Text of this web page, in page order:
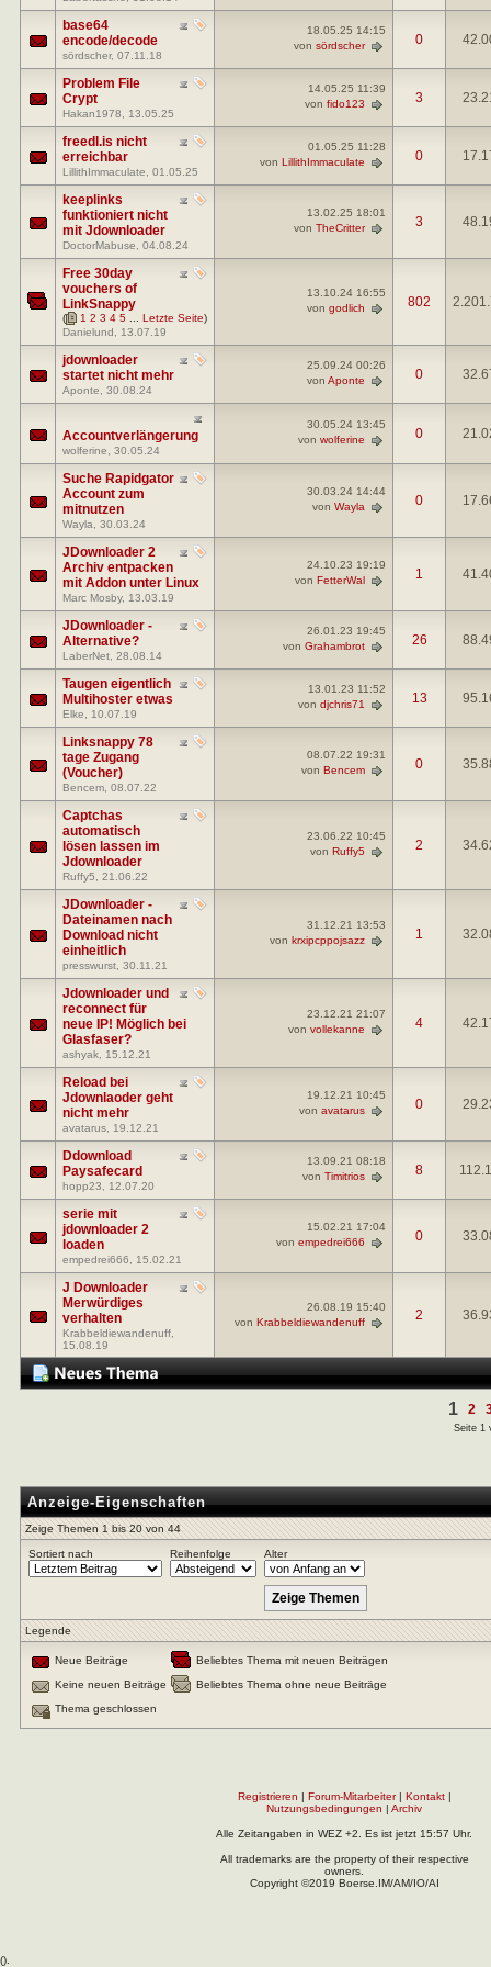
base64
encode/decode
sördscher, 07.11.18
18.05.25 14:15
von sördscher 0
Problem File
Crypt
Hakan1978 , 13.05.25
14.05.25 11:39
von fido123 3
freedl.is nicht
erreichbar
LillithImmaculate , 01.05.25
01.05.25 11:28
von LillithImmaculate 0
keeplinks
funktioniert nicht
mit Jdownloader
DoctorMabuse , 04.08.24
13.02.25 18:01
von TheCritter 3
Free 30day
vouchers of
LinkSnappy
( 1 2 3 4 5 Letzte Seite)
Danielund , 13.07.19
13.10.24 16:55
von godlich 802
jdownloader
startet nicht mehr
Aponte , 30.08.24
25.09.24 00:26
von Aponte 0
Accountverlängerung
wolferine , 30.05.24
30.05.24 13:45
von wolferine 0
Suche Rapidgator
Account zum
mitnutzen
Wayla , 30.03.24
30.03.24 14:44
von Wayla 0
JDownloader 2
Archiv entpacken
mit Addon unter Linux
Marc Mosby, 13.03.19
24.10.23 19:19
von FetterWal 1
JDownloader -
Alternative?
LaberNet , 28.08.14
26.01.23 19:45
von Grahambrot 26
Taugen eigentlich
Multihoster etwas
Elke , 10.07.19
13.01.23 11:52
von djchris71 13
Linksnappy 78
tage Zugang
(Voucher)
Bencem , 08.07.22
08.07.22 19:31
von Bencem 0
Captchas
automatisch
lösen lassen im
Jdownloader
Ruffy5 , 21.06.22
23.06.22 10:45
von Ruffy5 2
JDownloader -
Dateinamen nach
Download nicht
einheitlich
presswurst , 30.11.21
31.12.21 13:53
von krxipcppojsazz 1
Jdownloader und
reconnect für
neue IP! Möglich bei
Glasfaser?
ashyak , 15.12.21
23.12.21 21:07
von vollekanne 4
Reload bei
Jdownlaoder geht
nicht mehr
avatarus , 19.12.21
19.12.21 10:45
von avatarus 0
Ddownload
Paysafecard
hopp23 , 12.07.20
13.09.21 08:18
von Timitrios 8
serie mit
jdownloader 2
loaden
empedrei666 , 15.02.21
15.02.21 17:04
von empedrei666 0
J Downloader
Merwürdiges
verhalten
Krabbeldiewandenuff
15.08.19
26.08.19 15:40
von Krabbeldiewandenuff 2
1 2
Seite 1
Anzeige-Eigenschaften
Zeige Themen 1 bis 20 von 44
Sortiert nach Reihenfolge Alter
Legende
Neue Beiträge
Beliebtes Thema mit neuen Beiträgen
Keine neuen Beiträge
Beliebtes Thema ohne neue Beiträge
Thema geschlossen
Registrieren | Forum-Mitarbeiter| Kontakt|
Nutzungsbedingungen | Archiv
Alle Zeitangaben in WEZ +2. Es ist jetzt 15:57 Uhr.
All trademarks are the property of their respective
owners.
Copyright ©2019 Boerse.IM/AM/IO/AI
().